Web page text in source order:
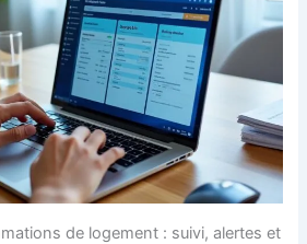
de logement : suivi, alertes et